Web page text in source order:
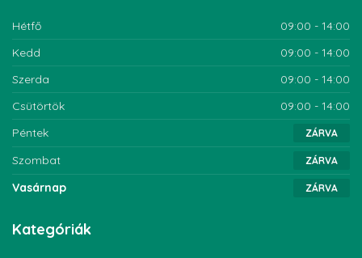
Hétfő
09:00 - 14:00
Kedd
09:00 - 14:00
Szerda
09:00 - 14:00
Csütörtök
09:00 - 14:00
Péntek
ZÁRVA
Szombat ZÁRVA
Vasárnap ZÁRVA
Kategóriák